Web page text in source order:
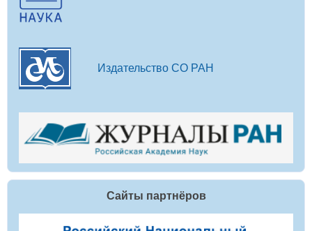
Издательство СО РАН
Сайты партнёров